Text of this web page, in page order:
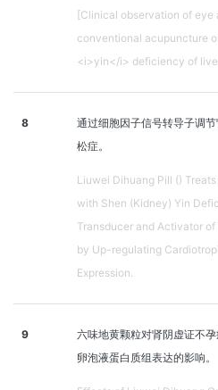
[Clinical observation of
conventional acupuncture
<i>yin</i> deficiency of
8
通过细胞因子信号转导子调
松症。
Liuwei Dihuang Pill ()
with Shen (Kidney) Yin
Transducer and Activator
by Up-regulating
Expression.
9
六味地黄颗粒对肾阴虚证不
卵泡液蛋白质组表达的影响。